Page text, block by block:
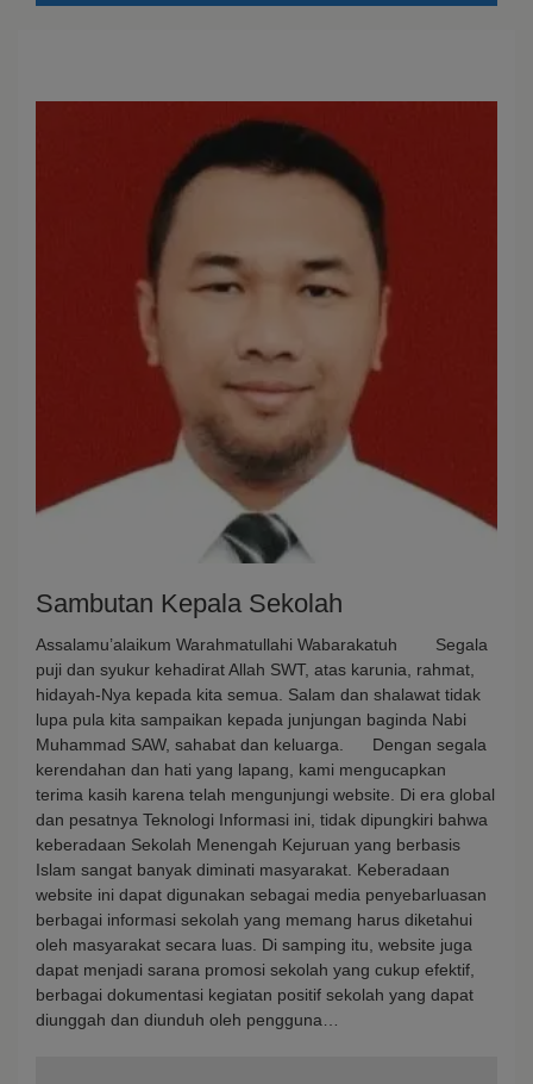
Sambutan Kepala Sekolah
Assalamu’alaikum Warahmatullahi Wabarakatuh Segala
puji dan syukur kehadirat Allah SWT, atas karunia, rahmat,
hidayah-Nya kepada kita semua. Salam dan shalawat tidak
lupa pula kita sampaikan kepada junjungan baginda Nabi
Muhammad SAW, sahabat dan keluarga. Dengan segala
kerendahan dan hati yang lapang, kami mengucapkan
terima kasih karena telah mengunjungi website. Di era global
dan pesatnya Teknologi Informasi ini, tidak dipungkiri bahwa
keberadaan Sekolah Menengah Kejuruan yang berbasis
Islam sangat banyak diminati masyarakat. Keberadaan
website ini dapat digunakan sebagai media penyebarluasan
berbagai informasi sekolah yang memang harus diketahui
oleh masyarakat secara luas. Di samping itu, website juga
dapat menjadi sarana promosi sekolah yang cukup efektif,
berbagai dokumentasi kegiatan positif sekolah yang dapat
diunggah dan diunduh oleh pengguna…